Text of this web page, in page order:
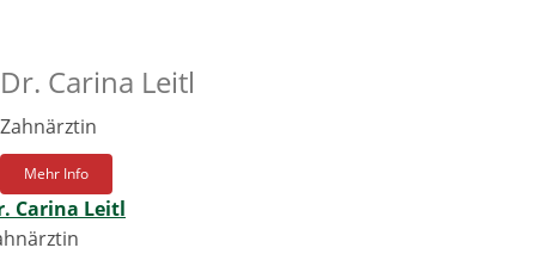
Dr. Carina Leitl
Zahnärztin
Mehr Info
Carina Leitl